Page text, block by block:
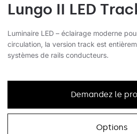
Lungo II LED
Luminaire LED – éclairage moderne
circulation, la version track est
systèmes de rails conducteurs.
Demandez le
Options